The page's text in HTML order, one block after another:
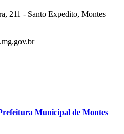
211 - Santo Expedito, Montes
Municipal de Montes